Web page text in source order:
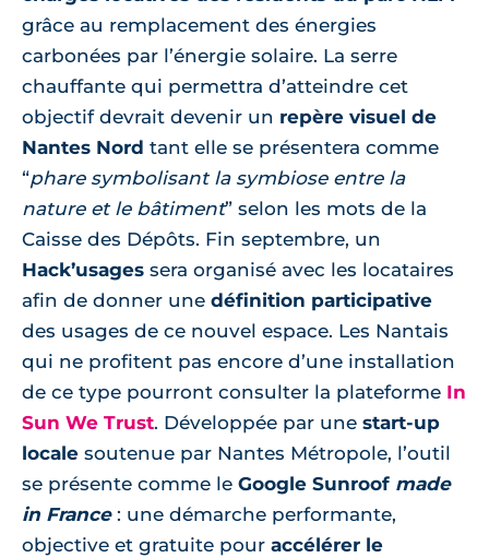
grâce au remplacement des énergies
carbonées par l’énergie solaire. La serre
chauffante qui permettra d’atteindre cet
objectif devrait devenir un repère visuel de
Nantes Nord tant elle se présentera comme
“phare symbolisant la symbiose entre la
nature et le bâtiment” selon les mots de la
Caisse des Dépôts. Fin septembre, un
Hack’usages sera organisé avec les locataires
afin de donner une définition participative
des usages de ce nouvel espace. Les Nantais
qui ne profitent pas encore d’une installation
de ce type pourront consulter la plateforme In
Sun We Trust. Développée par une start-up
locale soutenue par Nantes Métropole, l’outil
se présente comme le Google Sunroof made
in France: une démarche performante,
objective et gratuite pour accélérer le